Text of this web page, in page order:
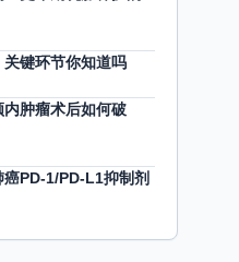
键环节你知道吗
肿瘤术后如何破
癌PD-1/PD-L1抑制剂